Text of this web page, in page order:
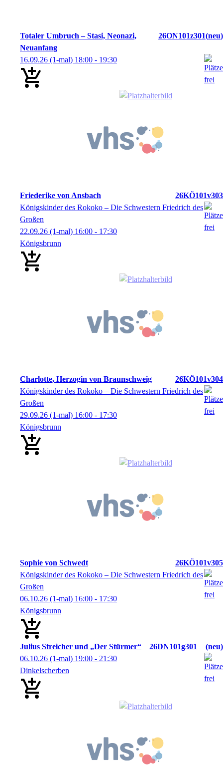
Totaler Umbruch – Stasi, Neonazi,
Neuanfang
26ON101z301 neu
16.09.26 (1-mal) 18:00 - 19:30
Friederike von Ansbach
26KÖ101v303
Königskinder des Rokoko – Die Schwestern Friedrich des
Großen
22.09.26 (1-mal) 16:00 - 17:30
Königsbrunn
Charlotte, Herzogin von Braunschweig
26KÖ101v304
Königskinder des Rokoko – Die Schwestern Friedrich des
Großen
29.09.26 (1-mal) 16:00 - 17:30
Königsbrunn
Sophie von Schwedt
26KÖ101v305
Königskinder des Rokoko – Die Schwestern Friedrich des
Großen
06.10.26 (1-mal) 16:00 - 17:30
Königsbrunn
Julius Streicher und „Der Stürmer“ 26DN101g301
neu
06.10.26 (1-mal) 19:00 - 21:30
Dinkelscherben